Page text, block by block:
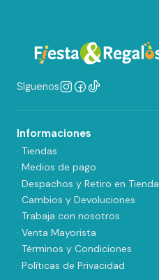
Síguenos
Informaciones
· Tiendas
· Medios de pago
· Despachos y Retiro en Tienda
· Cambios y Devoluciones
· Trabaja con nosotros
· Venta Mayorista
· Términos y Condiciones
· Políticas de Privacidad